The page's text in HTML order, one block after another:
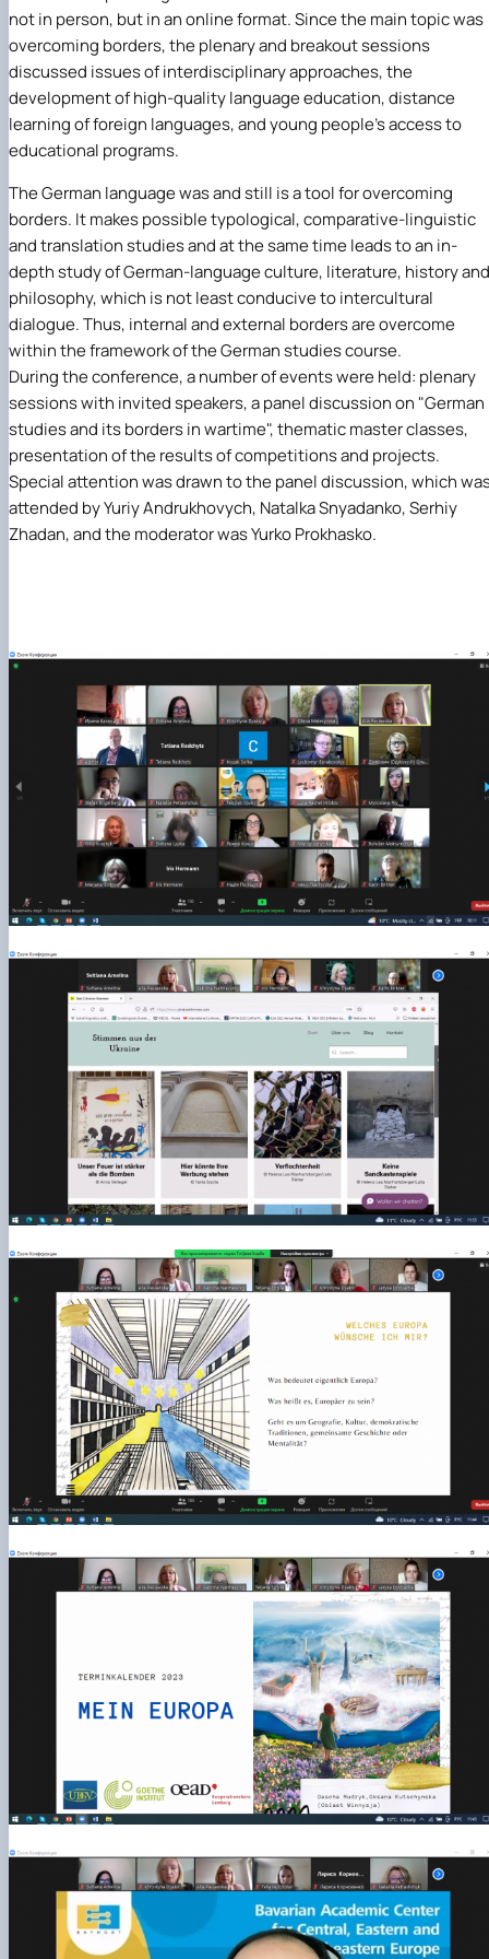
Іноземні мови
Працевлаштування
Їдальні та буфети
Студентські квитки
Центр вивчення мов
Психологічна підтримка
Інклюзивне середовище
Рада молодих вчених
Наукові школи
Стартап школа НУБіП України
Методичні рекомендації, пам'ятки
Форми документів
Патентно-ліцензійна діяльність
ЦКНО «Агропромисловий комплекс, лісове і
садово-паркове господарство, ветеринарна
медицина»
Обладнання НУБіП України
Біоетична комісія
Наукові видання
Досліднику та автору
Звіт про проведення НТЗ
Наукові журнали НУБіП України
Наукові журнали НУБіП України (English)
Пам'ятка про проведення науково-
Порядок планування та організації
проведення НТЗ
Результати науково-технічних заходів
Монографії
Наука для бізнесу
Каталог наукових послуг
«SEB-2024»
«SEB-2025»
Наглядова рада
Рада роботодавців
Благодійний фонд «Голосіївська ініціатива
2020»
Історія університету
Видатні випускники та працівники
Звіт ректора
Пам'яті захисників України
Почесні доктори і професори НУБіП України
Пресслужба
Університетський кур'єр
Програма розвитку університету
ініціатива – 2025»
Доступ до публічної інформації
Державні закупівлі
Офіційна символіка
Антикорупційні заходи
Уповноважена особа з питань запобігання
виявлення корупції
Положення про антикорупційного
Національні нормативно-правові акти
Нормативно-правові акти НУБіП України
Інформаційні ресурси НАЗК
Методичні роз’яснення НАЗК
Антикорупційні заходи
Гендерна радниця
Контактна інформація
not in person, but in an online format. Since the main topic was
overcoming borders, the plenary and breakout sessions
discussed issues of interdisciplinary approaches, the
development of high-quality language education, distance
learning of foreign languages, and young people's access to
educational programs.
The German language was and still is a tool for overcoming
borders. It makes possible typological, comparative-linguistic
and translation studies and at the same time leads to an in-
depth study of German-language culture, literature, history and
philosophy, which is not least conducive to intercultural
dialogue. Thus, internal and external borders are overcome
within the framework of the German studies course.
During the conference, a number of events were held: plenary
sessions with invited speakers, a panel discussion on "German
studies and its borders in wartime", thematic master classes,
presentation of the results of competitions and projects.
Special attention was drawn to the panel discussion, which
attended byYuriy Andrukhovych, Natalka Snyadanko,Serhiy
Zhadan, and the moderator wasYurko Prokhasko.